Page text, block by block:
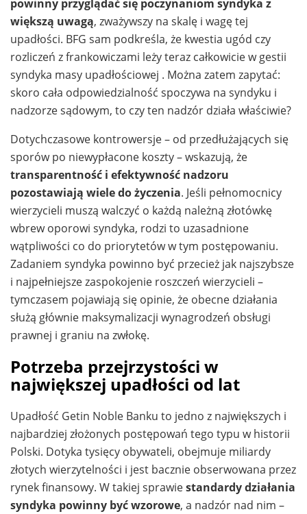
powinny przyglądać się poczynaniom syndyka z
większą uwagą, zważywszy na skalę i wagę tej
upadłości. BFG sam podkreśla, że kwestia ugód czy
rozliczeń z frankowiczami leży teraz całkowicie w gestii
syndyka masy upadłościowej . Można zatem zapytać:
skoro cała odpowiedzialność spoczywa na syndyku i
nadzorze sądowym, to czy ten nadzór działa właściwie?
Dotychczasowe kontrowersje – od przedłużających się
sporów po niewypłacone koszty – wskazują, że
transparentność i efektywność nadzoru
pozostawiają wiele do życzenia. Jeśli pełnomocnicy
wierzycieli muszą walczyć o każdą należną złotówkę
wbrew oporowi syndyka, rodzi to uzasadnione
wątpliwości co do priorytetów w tym postępowaniu.
Zadaniem syndyka powinno być przecież jak najszybsze
i najpełniejsze zaspokojenie roszczeń wierzycieli –
tymczasem pojawiają się opinie, że obecne działania
służą głównie maksymalizacji wynagrodzeń obsługi
prawnej i graniu na zwłokę.
Potrzeba przejrzystości w
największej upadłości od lat
Upadłość Getin Noble Banku to jedno z największych i
najbardziej złożonych postępowań tego typu w historii
Polski. Dotyka tysięcy obywateli, obejmuje miliardy
złotych wierzytelności i jest bacznie obserwowana przez
rynek finansowy. W takiej sprawiestandardy działania
syndyka powinny być wzorowe, a nadzór nad nim –